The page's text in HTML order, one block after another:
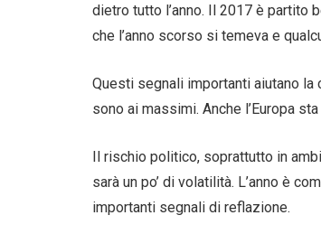
dietro tutto l’anno. Il 2017 è partito
che l’anno scorso si temeva e
Questi segnali importanti aiutano la
sono ai massimi. Anche l’Europa
Il rischio politico, soprattutto in
sarà un po’ di volatilità. L’anno è
importanti segnali di reflazione.